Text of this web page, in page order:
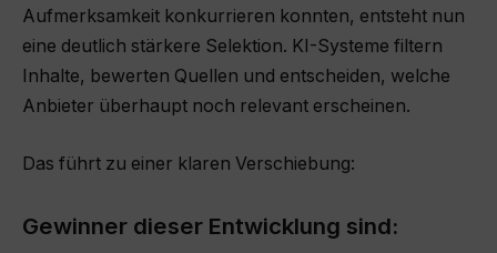
Aufmerksamkeit konkurrieren konnten, entsteht nun
eine deutlich stärkere Selektion. KI-Systeme filtern
Inhalte, bewerten Quellen und entscheiden, welche
Anbieter überhaupt noch relevant erscheinen.
Das führt zu einer klaren Verschiebung:
Gewinner dieser Entwicklung sind: